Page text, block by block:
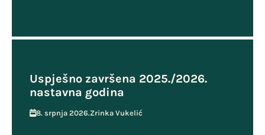
Uspješno završena 2025./2026.
nastavna godina
8. srpnja 2026.Zrinka Vukelić